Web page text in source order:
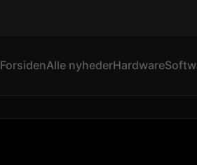
ForsidenAlle nyhederHardware